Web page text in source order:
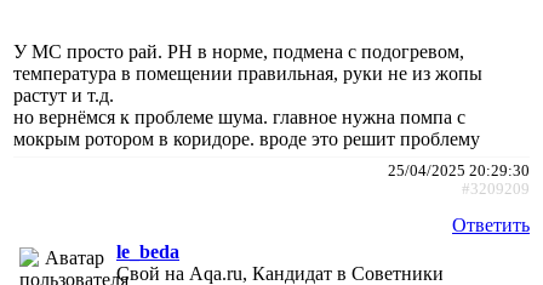
У МС просто рай. PH в норме, подмена с подогревом,
температура в помещении правильная, руки не из жопы
растут и т.д.
но вернёмся к проблеме шума. главное нужна помпа с
мокрым ротором в коридоре. вроде это решит проблему
25/04/2025 20:29:30
#3209209
Ответить
le_beda
Свой на Aqa.ru, Кандидат в Советники